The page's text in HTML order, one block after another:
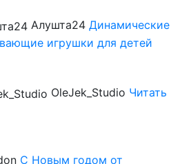
Алушта24 Динамические
игрушки для детей
OleJek_Studio Читать
С Новым годом от